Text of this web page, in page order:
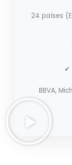
24 países
✔
BBVA,